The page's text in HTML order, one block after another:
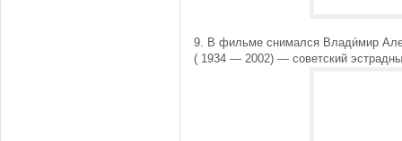
9. В фильме снимался Влади́мир
( 1934 — 2002) — советский